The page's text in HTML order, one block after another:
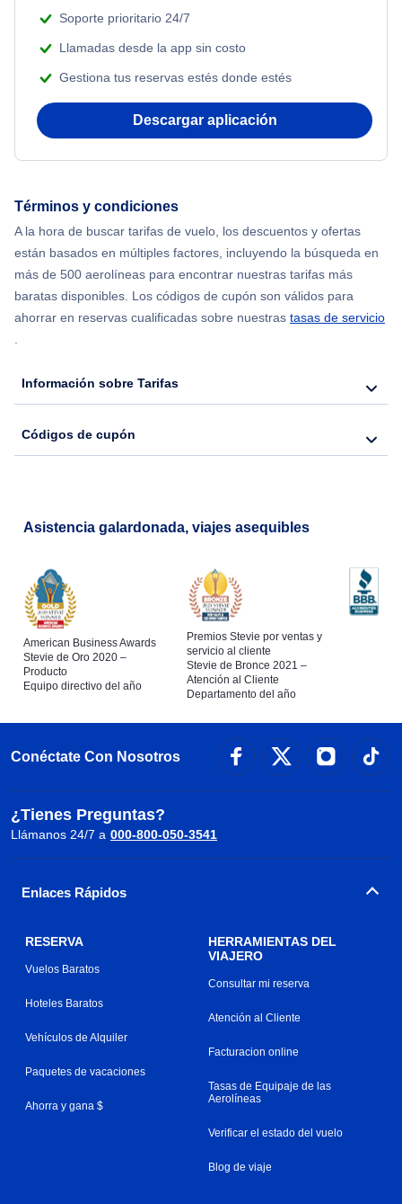
Soporte prioritario 24/7
Llamadas desde la app sin costo
Gestiona tus reservas estés donde estés
Descargar aplicación
Términos y condiciones
A la hora de buscar tarifas de vuelo, los descuentos y ofertas
están basados en múltiples factores, incluyendo la búsqueda en
más de 500 aerolíneas para encontrar nuestras tarifas más
baratas disponibles. Los códigos de cupón son válidos para
ahorrar en reservas cualificadas sobre nuestras tasas de servicio
.
Información sobre Tarifas
Códigos de cupón
Asistencia galardonada, viajes asequibles
American Business Awards
Stevie de Oro 2020 –
Producto
Equipo directivo del año
Premios Stevie por ventas y
servicio al cliente
Stevie de Bronce 2021 –
Atención al Cliente
Departamento del año
Conéctate Con Nosotros
¿Tienes Preguntas?
Llámanos 24/7 a 000-800-050-3541
Enlaces Rápidos
RESERVA
Vuelos Baratos
Hoteles Baratos
Vehículos de Alquiler
Paquetes de vacaciones
Ahorra y gana $
HERRAMIENTAS DEL
VIAJERO
Consultar mi reserva
Atención al Cliente
Facturacion online
Tasas de Equipaje de las
Aerolíneas
Verificar el estado del vuelo
Blog de viaje